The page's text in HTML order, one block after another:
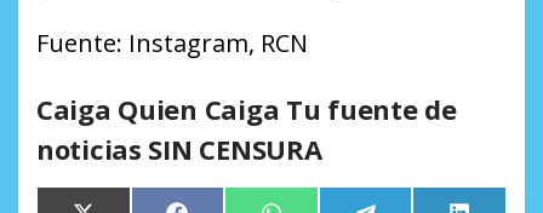
Fuente: Instagram, RCN
Caiga Quien Caiga Tu fuente de
noticias SIN CENSURA